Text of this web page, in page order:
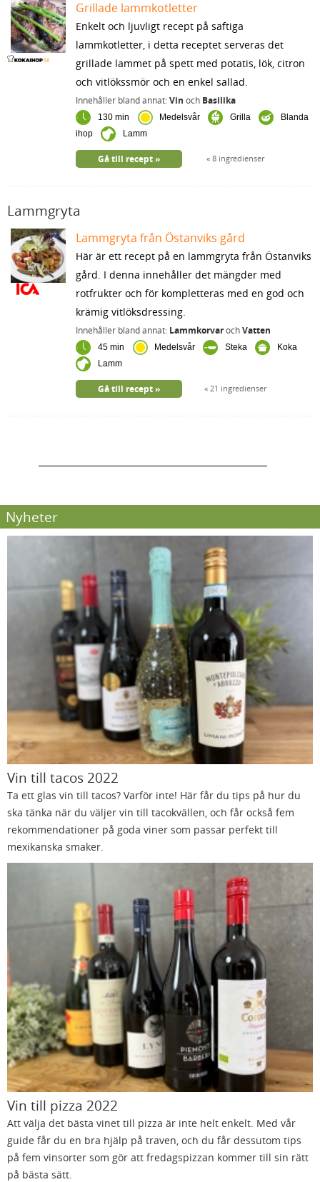
Grillade lammkotletter
Enkelt och ljuvligt recept på saftiga
lammkotletter, i detta receptet serveras det
grillade lammet på spett med potatis, lök, citron
och vitlökssmör och en enkel sallad.
Innehåller bland annat:Vin och Basilika
130 min Medelsvår Grilla
Blanda
ihop
Lamm
8 ingredienser
Gå till recept
Lammgryta
Lammgryta från Östanviks gård
Här är ett recept på en lammgryta från Östanviks
gård. I denna innehåller det mängder med
rotfrukter och för kompletteras med en god och
krämig vitlöksdressing.
Innehåller bland annat: LammkorvarochVatten
45 min Medelsvår Steka
Koka
Lamm
21 ingredienser
Gå till recept
Nyheter
Vin till tacos 2022
Ta ett glas vin till tacos? Varför inte! Här får du tips på hur du
ska tänka när du väljer vin till tacokvällen, och får också fem
rekommendationer på goda viner som passar perfekt till
mexikanska smaker.
Vin till pizza 2022
Att välja det bästa vinet till pizza är inte helt enkelt. Med vår
guide får du en bra hjälp på traven, och du får dessutom tips
på fem vinsorter som gör att fredagspizzan kommer till sin rätt
på bästa sätt.